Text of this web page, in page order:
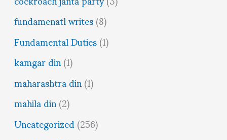
fundamenatl writes(8)
Fundamental Duties(1)
kamgar din(1)
maharashtra din(1)
mahila din(2)
Uncategorized(256)